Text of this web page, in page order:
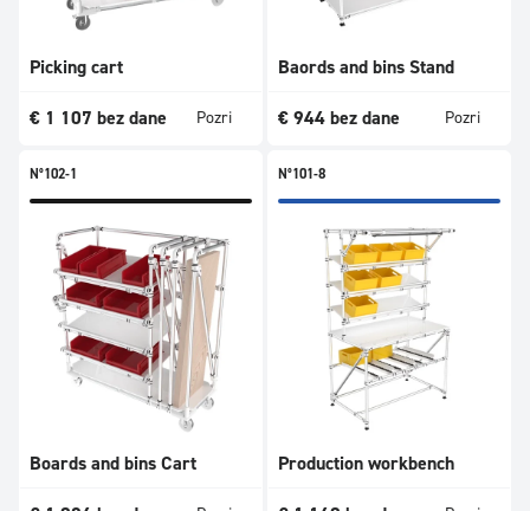
Picking cart
€ 1 107 bez dane Pozri
Baords and bins Stand
€ 944 bez dane Pozri
N°102-1
Boards and bins Cart
N°101-8
Production workbench